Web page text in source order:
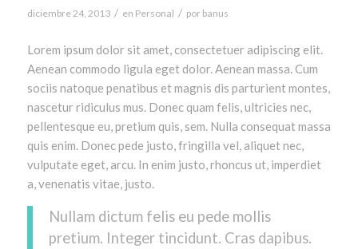
diciembre 24, 2013 / en Personal / por banus
Lorem ipsum dolor sit amet, consectetuer adipiscing elit.
Aenean commodo ligula eget dolor. Aenean massa. Cum
sociis natoque penatibus et magnis dis parturient montes,
nascetur ridiculus mus. Donec quam felis, ultricies nec,
pellentesque eu, pretium quis, sem. Nulla consequat massa
quis enim. Donec pede justo, fringilla vel, aliquet nec,
vulputate eget, arcu. In enim justo, rhoncus ut, imperdiet
a, venenatis vitae, justo.
Nullam dictum felis eu pede mollis
pretium. Integer tincidunt. Cras dapibus.